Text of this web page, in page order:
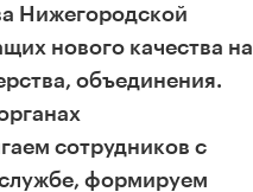
Нижегородской
нового качества на
объединения.
сотрудников с
формируем